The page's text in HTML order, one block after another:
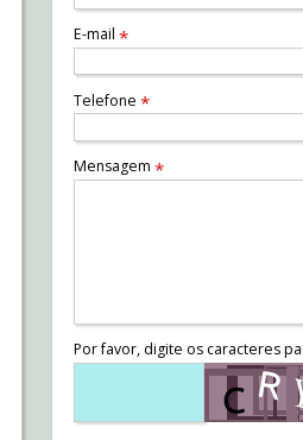
E-mail *
Telefone *
Mensagem *
Por favor, digite os caracteres